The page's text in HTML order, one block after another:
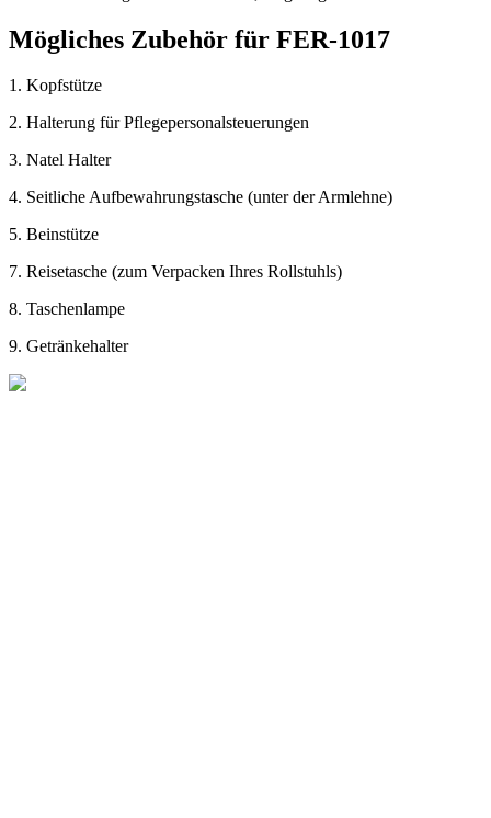
Mögliches Zubehör für FER-1017
1. Kopfstütze
2. Halterung für Pflegepersonalsteuerungen
3. Natel Halter
4. Seitliche Aufbewahrungstasche (unter der Armlehne)
5. Beinstütze
7. Reisetasche (zum Verpacken Ihres Rollstuhls)
8. Taschenlampe
9. Getränkehalter